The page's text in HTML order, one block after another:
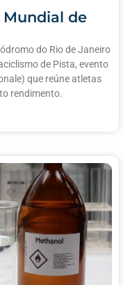
Mundial de
do Rio de Janeiro
de Pista, evento
que reúne atletas
rendimento.